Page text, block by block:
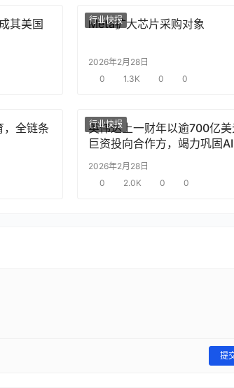
其美国
行业快报
Meta扩大芯片采购对象
2026年2月28日
0
1.3K 0 0
，全链条
行业快报
英伟达上一财年以逾700亿
巨资投向合作方，竭力巩固AI
片需求
2026年2月28日
0
2.0K 0 0
提